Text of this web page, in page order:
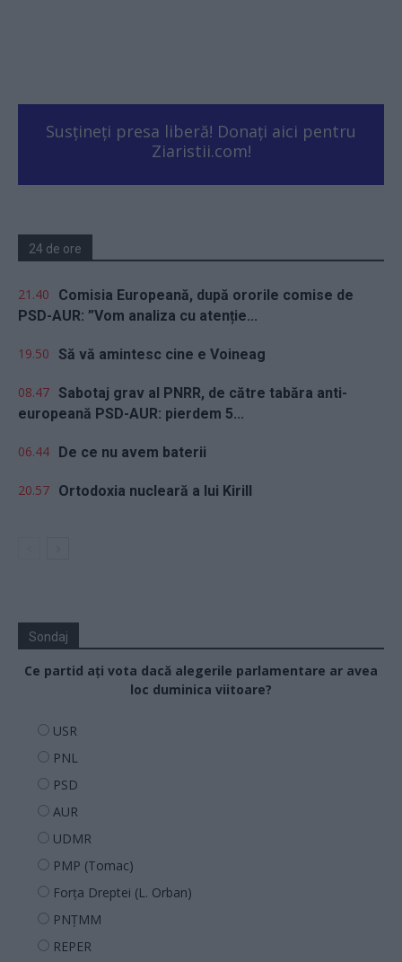
Susțineți presa liberă! Donați aici pentru
Ziaristii.com!
24 de ore
21.40
Comisia Europeană, după ororile comise de
PSD-AUR: ”Vom analiza cu atenție...
19.50 Să vă amintesc cine e Voineag
08.47 Sabotaj grav al PNRR, de către tabăra anti-
europeană PSD-AUR: pierdem 5...
06.44 De ce nu avem baterii
20.57 Ortodoxia nucleară a lui Kirill
Sondaj
Ce partid ați vota dacă alegerile parlamentare ar avea
loc duminica viitoare?
USR
PNL
PSD
AUR
UDMR
PMP (Tomac)
Forța Dreptei (L. Orban)
PNȚMM
REPER